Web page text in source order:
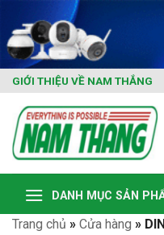
content
GIỚI THIỆU VỀ NAM THẮNG
DANH MỤC SẢN
Trang chủ » Cửa hàng »